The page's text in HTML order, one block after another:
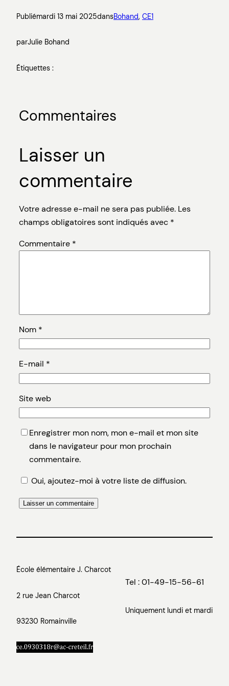
Publiémardi 13 mai 2025dansBohand, CE1
parJulie Bohand
Étiquettes :
Commentaires
Laisser un
commentaire
Votre adresse e-mail ne sera pas publiée. Les
champs obligatoires sont indiqués avec *
Commentaire *
Nom *
E-mail *
Site web
Enregistrer mon nom, mon e-mail et mon site
dans le navigateur pour mon prochain
commentaire.
Oui, ajoutez-moi à votre liste de diffusion.
École élémentaire J. Charcot
2 rue Jean Charcot
93230 Romainville
Tel : 01-49-15-56-61
Uniquement lundi et mardi